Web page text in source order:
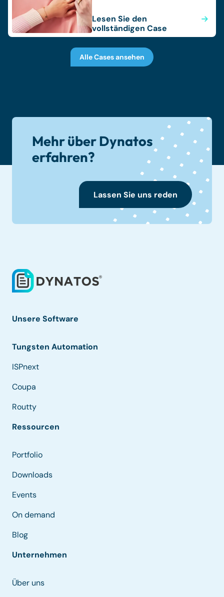
Lesen Sie den
vollständigen Case
Alle Cases ansehen
Mehr über Dynatos
erfahren?
Lassen Sie uns reden
Unsere Software
Tungsten Automation
ISPnext
Coupa
Routty
Ressourcen
Portfolio
Downloads
Events
On demand
Blog
Unternehmen
Über uns